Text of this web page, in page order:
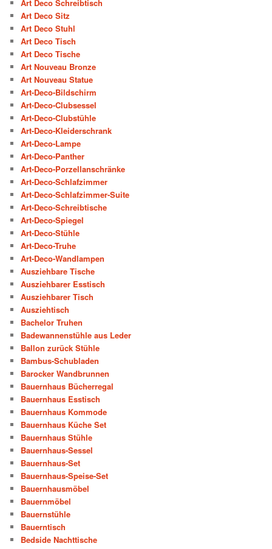
Art Deco Schreibtisch
Art Deco Sitz
Art Deco Stuhl
Art Deco Tisch
Art Deco Tische
Art Nouveau Bronze
Art Nouveau Statue
Art-Deco-Bildschirm
Art-Deco-Clubsessel
Art-Deco-Clubstühle
Art-Deco-Kleiderschrank
Art-Deco-Lampe
Art-Deco-Panther
Art-Deco-Porzellanschränke
Art-Deco-Schlafzimmer
Art-Deco-Schlafzimmer-Suite
Art-Deco-Schreibtische
Art-Deco-Spiegel
Art-Deco-Stühle
Art-Deco-Truhe
Art-Deco-Wandlampen
Ausziehbare Tische
Ausziehbarer Esstisch
Ausziehbarer Tisch
Ausziehtisch
Bachelor Truhen
Badewannenstühle aus Leder
Ballon zurück Stühle
Bambus-Schubladen
Barocker Wandbrunnen
Bauernhaus Bücherregal
Bauernhaus Esstisch
Bauernhaus Kommode
Bauernhaus Küche Set
Bauernhaus Stühle
Bauernhaus-Sessel
Bauernhaus-Set
Bauernhaus-Speise-Set
Bauernhausmöbel
Bauernmöbel
Bauernstühle
Bauerntisch
Bedside Nachttische